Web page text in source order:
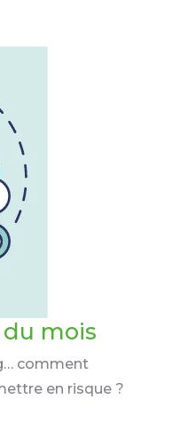
du mois
comment
en risque ?